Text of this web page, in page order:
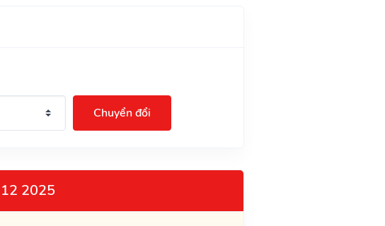
Chuyển đổi
2025